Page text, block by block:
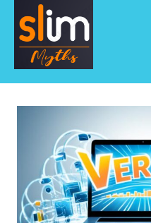
content